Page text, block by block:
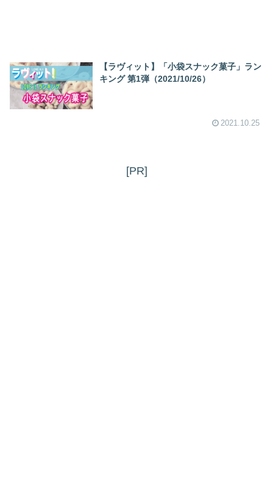
【ラヴィット】「小袋スナック菓子」ラン
キング 第1弾（2021/10/26）
2021.10.25
[PR]